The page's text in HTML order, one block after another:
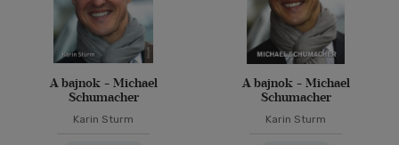
A bajnok - Michael
Schumacher
Karin Sturm
A bajnok - Michael
Schumacher
Karin Sturm